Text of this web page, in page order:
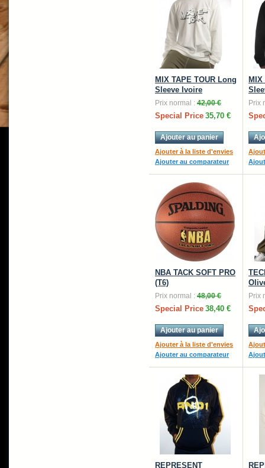
MIX TAPE TOUR Long
Sleeve Ivoire
Prix normal : 42,00 €
Special Price 35,70 €
Ajouter au panier
Ajouter à la liste d'envies
Ajouter au comparateur
Prix
NBA TACK SOFT PRO
(T6)
Prix normal : 48,00 €
Special Price 38,40 €
Ajouter au panier
Ajouter à la liste d'envies
Ajouter au comparateur
Prix
REPRESENT